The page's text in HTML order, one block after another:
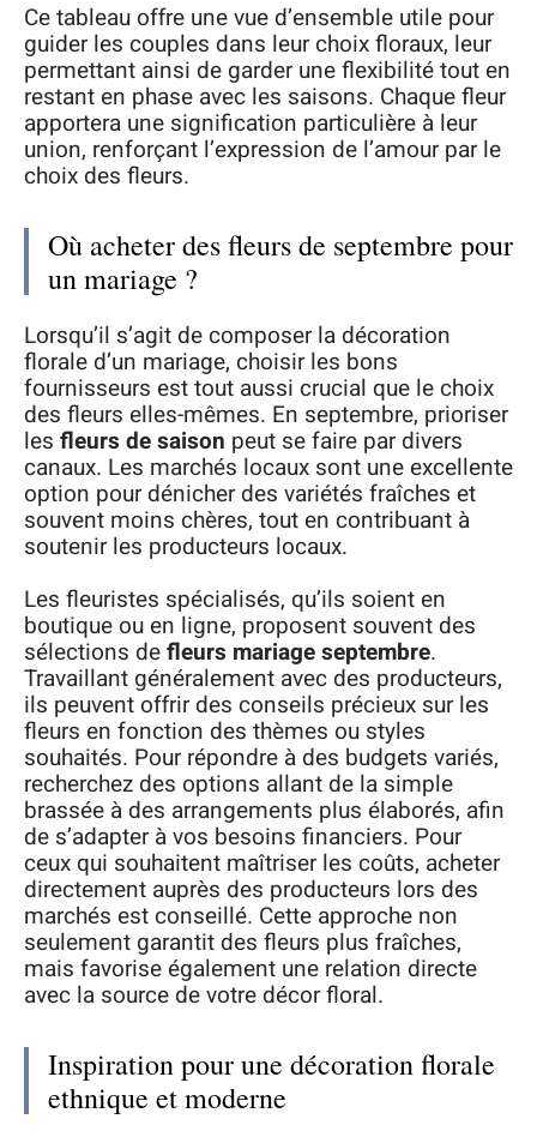
Ce tableau offre une vue d’ensemble utile pour
guider les couples dans leur choix floraux, leur
permettant ainsi de garder une flexibilité tout en
restant en phase avec les saisons. Chaque fleur
apportera une signification particulière à leur
union, renforçant l’expression de l’amour par le
choix des fleurs.
Où acheter des fleurs de septembre pour
un mariage ?
Lorsqu’il s’agit de composer la décoration
florale d’un mariage, choisir les bons
fournisseurs est tout aussi crucial que le choix
des fleurs elles-mêmes. En septembre, prioriser
les fleurs de saison peut se faire par divers
canaux. Les marchés locaux sont une excellente
option pour dénicher des variétés fraîches et
souvent moins chères, tout en contribuant à
soutenir les producteurs locaux.
Les fleuristes spécialisés, qu’ils soient en
boutique ou en ligne, proposent souvent des
sélections defleurs mariage septembre.
Travaillant généralement avec des producteurs,
ils peuvent offrir des conseils précieux sur les
fleurs en fonction des thèmes ou styles
souhaités. Pour répondre à des budgets variés,
recherchez des options allant de la simple
brassée à des arrangements plus élaborés, afin
de s’adapter à vos besoins financiers. Pour
ceux qui souhaitent maîtriser les coûts, acheter
directement auprès des producteurs lors des
marchés est conseillé. Cette approche non
seulement garantit des fleurs plus fraîches,
mais favorise également une relation directe
avec la source de votre décor floral.
Inspiration pour une décoration florale
ethnique et moderne